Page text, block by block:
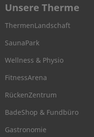
Unsere Therme
ThermenLandschaft
SaunaPark
Wellness & Physio
FitnessArena
RückenZentrum
BadeShop & Fundbüro
Gastronomie